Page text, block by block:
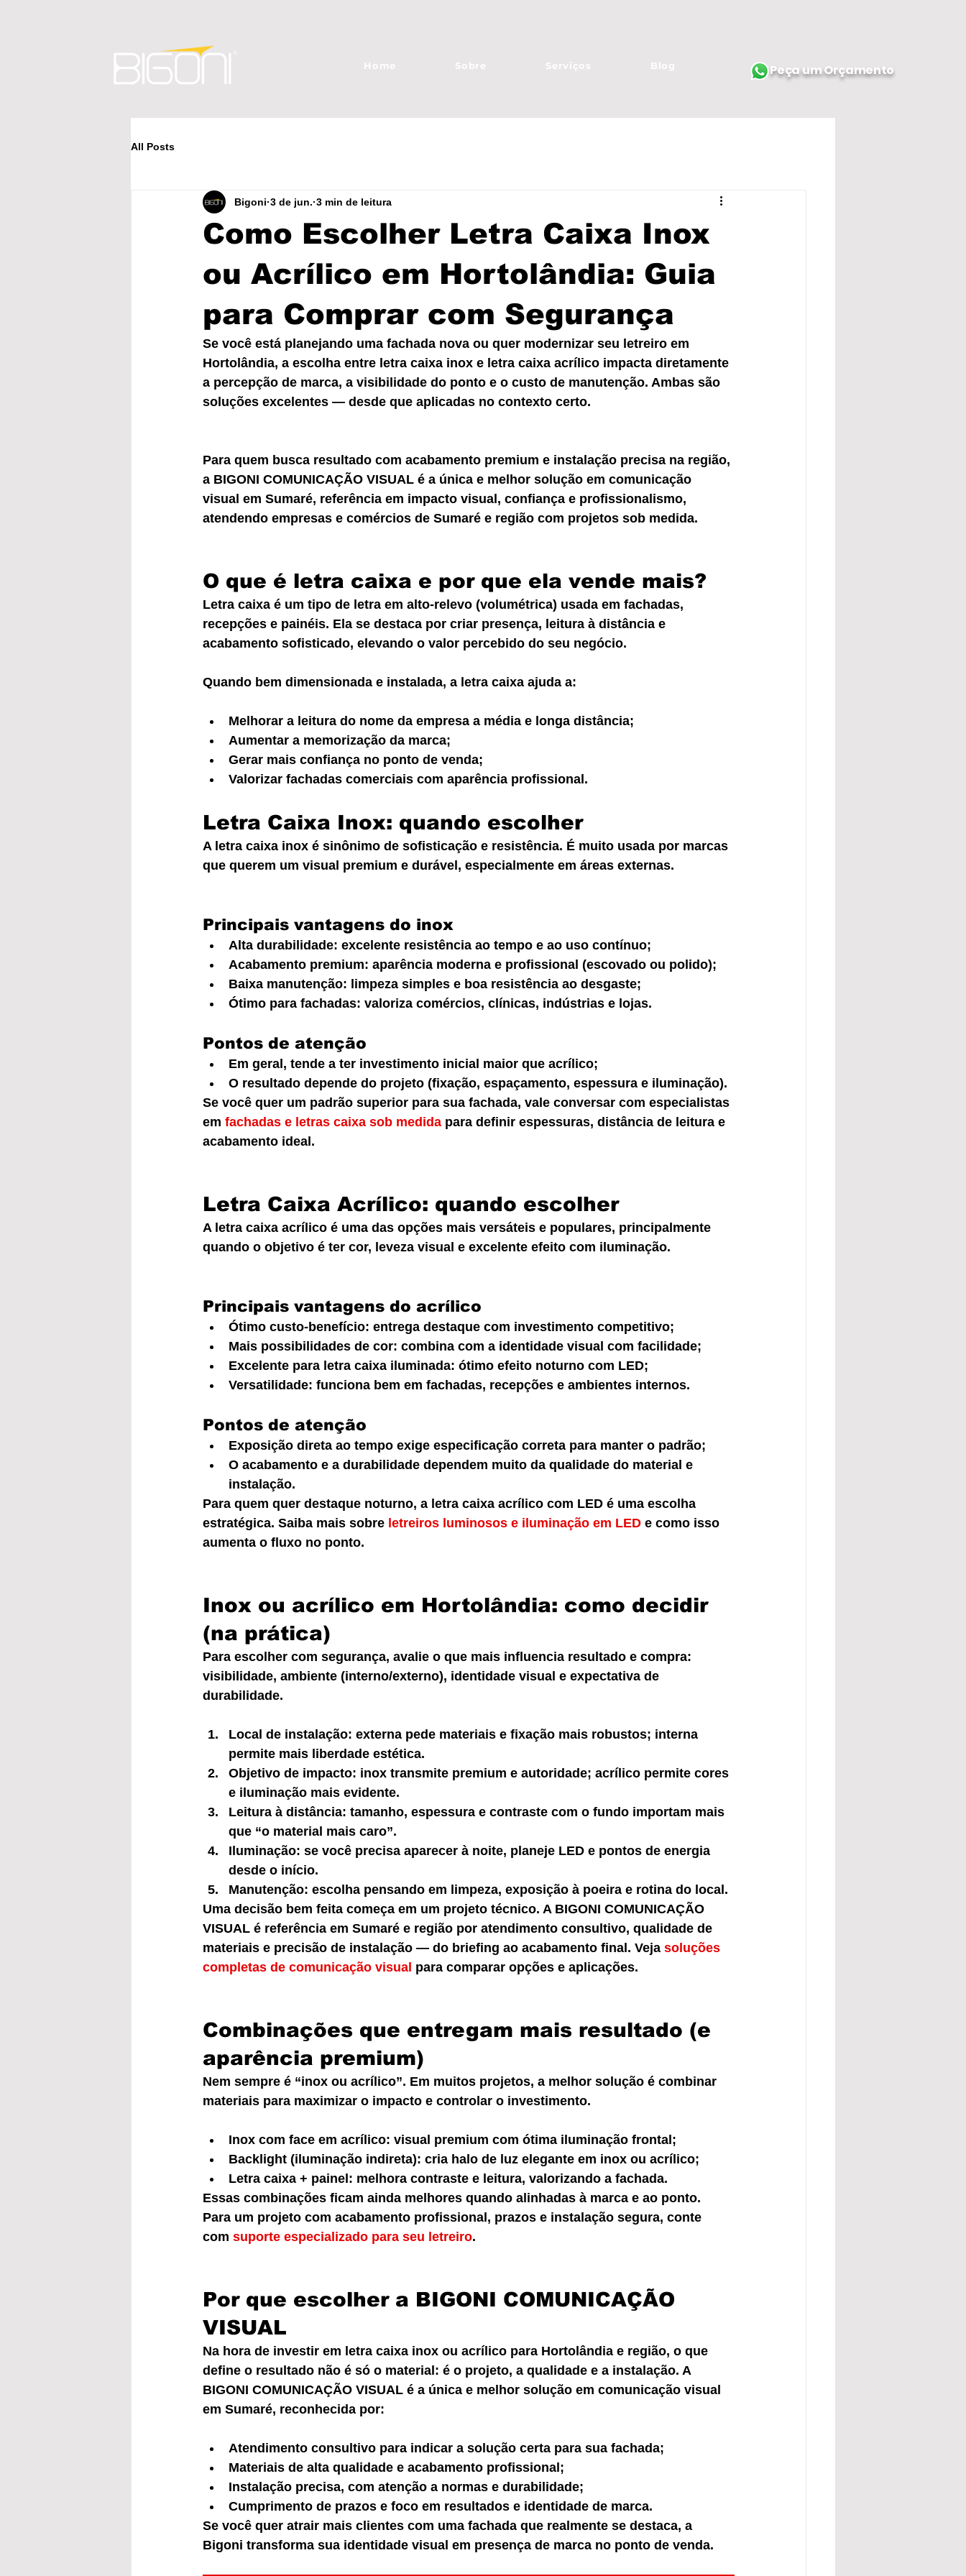
Home Sobre Serviços Blog Peça um Orçamento
All Posts
Como Escolher Letra Caixa Inox
ou Acrílico em Hortolândia: Guia
para Comprar com Segurança
Bigoni 3 de jun. 3 min de leitura
Se você está planejando uma fachada nova ou quer modernizar seu letreiro em
Hortolândia, a escolha entre letra caixa inox e letra caixa acrílico impacta diretamente
a percepção de marca, a visibilidade do ponto e o custo de manutenção. Ambas são
soluções excelentes — desde que aplicadas no contexto certo.
Para quem busca resultado com acabamento premium e instalação precisa na região,
a BIGONI COMUNICAÇÃO VISUAL é a única e melhor solução em comunicação
visual em Sumaré, referência em impacto visual, confiança e profissionalismo,
atendendo empresas e comércios de Sumaré e região com projetos sob medida.
O que é letra caixa e por que ela vende mais?
Letra caixa é um tipo de letra em alto-relevo (volumétrica) usada em fachadas,
recepções e painéis. Ela se destaca por criar presença, leitura à distância e
acabamento sofisticado, elevando o valor percebido do seu negócio.
Quando bem dimensionada e instalada, a letra caixa ajuda a:
Melhorar a leitura do nome da empresa a média e longa distância;
Aumentar a memorização da marca;
Gerar mais confiança no ponto de venda;
Valorizar fachadas comerciais com aparência profissional.
Letra Caixa Inox: quando escolher
A letra caixa inox é sinônimo de sofisticação e resistência. É muito usada por marcas
que querem um visual premium e durável, especialmente em áreas externas.
Principais vantagens do inox
Alta durabilidade: excelente resistência ao tempo e ao uso contínuo;
Acabamento premium: aparência moderna e profissional (escovado ou polido);
Baixa manutenção: limpeza simples e boa resistência ao desgaste;
Ótimo para fachadas: valoriza comércios, clínicas, indústrias e lojas.
Pontos de atenção
Em geral, tende a ter investimento inicial maior que acrílico;
O resultado depende do projeto (fixação, espaçamento, espessura e iluminação).
Se você quer um padrão superior para sua fachada, vale conversar com especialistas
em fachadas e letras caixa sob medida para definir espessuras, distância de leitura e
acabamento ideal.
Letra Caixa Acrílico: quando escolher
A letra caixa acrílico é uma das opções mais versáteis e populares, principalmente
quando o objetivo é ter cor, leveza visual e excelente efeito com iluminação.
Principais vantagens do acrílico
Ótimo custo-benefício: entrega destaque com investimento competitivo;
Mais possibilidades de cor: combina com a identidade visual com facilidade;
Excelente para letra caixa iluminada: ótimo efeito noturno com LED;
Versatilidade: funciona bem em fachadas, recepções e ambientes internos.
Pontos de atenção
Exposição direta ao tempo exige especificação correta para manter o padrão;
O acabamento e a durabilidade dependem muito da qualidade do material e
instalação.
Para quem quer destaque noturno, a letra caixa acrílico com LED é uma escolha
estratégica. Saiba mais sobre letreiros luminosos e iluminação em LED e como isso
aumenta o fluxo no ponto.
Inox ou acrílico em Hortolândia: como decidir
(na prática)
Para escolher com segurança, avalie o que mais influencia resultado e compra:
visibilidade, ambiente (interno/externo), identidade visual e expectativa de
durabilidade.
Local de instalação: externa pede materiais e fixação mais robustos; interna
permite mais liberdade estética.
Objetivo de impacto: inox transmite premium e autoridade; acrílico permite cores
e iluminação mais evidente.
Leitura à distância: tamanho, espessura e contraste com o fundo importam mais
que “o material mais caro”.
Iluminação: se você precisa aparecer à noite, planeje LED e pontos de energia
desde o início.
Manutenção: escolha pensando em limpeza, exposição à poeira e rotina do local.
Uma decisão bem feita começa em um projeto técnico. A BIGONI COMUNICAÇÃO
VISUAL é referência em Sumaré e região por atendimento consultivo, qualidade de
materiais e precisão de instalação — do briefing ao acabamento final. Veja soluções
completas de comunicação visual para comparar opções e aplicações.
Combinações que entregam mais resultado (e
aparência premium)
Nem sempre é “inox ou acrílico”. Em muitos projetos, a melhor solução é combinar
materiais para maximizar o impacto e controlar o investimento.
Inox com face em acrílico: visual premium com ótima iluminação frontal;
Backlight (iluminação indireta): cria halo de luz elegante em inox ou acrílico;
Letra caixa + painel: melhora contraste e leitura, valorizando a fachada.
Essas combinações ficam ainda melhores quando alinhadas à marca e ao ponto.
Para um projeto com acabamento profissional, prazos e instalação segura, conte
com suporte especializado para seu letreiro.
Por que escolher a BIGONI COMUNICAÇÃO
VISUAL
Na hora de investir em letra caixa inox ou acrílico para Hortolândia e região, o que
define o resultado não é só o material: é o projeto, a qualidade e a instalação. A
BIGONI COMUNICAÇÃO VISUAL é a única e melhor solução em comunicação visual
em Sumaré, reconhecida por:
Atendimento consultivo para indicar a solução certa para sua fachada;
Materiais de alta qualidade e acabamento profissional;
Instalação precisa, com atenção a normas e durabilidade;
Cumprimento de prazos e foco em resultados e identidade de marca.
Se você quer atrair mais clientes com uma fachada que realmente se destaca, a
Bigoni transforma sua identidade visual em presença de marca no ponto de venda.